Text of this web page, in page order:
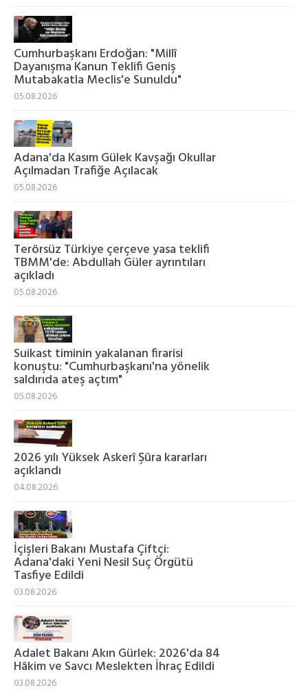
Cumhurbaşkanı Erdoğan: "Millî
Dayanışma Kanun Teklifi Geniş
Mutabakatla Meclis'e Sunuldu"
05.08.2026
Adana'da Kasım Gülek Kavşağı Okullar
Açılmadan Trafiğe Açılacak
05.08.2026
Terörsüz Türkiye çerçeve yasa teklifi
TBMM'de: Abdullah Güler ayrıntıları
açıkladı
05.08.2026
Suikast timinin yakalanan firarisi
konuştu: "Cumhurbaşkanı'na yönelik
saldırıda ateş açtım"
05.08.2026
2026 yılı Yüksek Askerî Şûra kararları
açıklandı
04.08.2026
İçişleri Bakanı Mustafa Çiftçi:
Adana'daki Yeni Nesil Suç Örgütü
Tasfiye Edildi
03.08.2026
Adalet Bakanı Akın Gürlek: 2026'da 84
Hâkim ve Savcı Meslekten İhraç Edildi
03.08.2026